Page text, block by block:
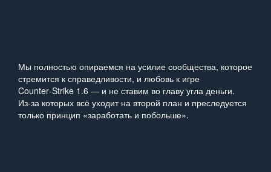
Мы полностью опираемся на усилие сообщества, которое
стремится к справедливости, и любовь к игре
Counter‑Strike 1.6 — и не ставим во главу угла деньги.
Из‑за которых всё уходит на второй план и преследуется
только принцип «заработать и побольше».